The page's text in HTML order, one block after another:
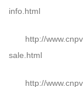
info.html
http://
sale.html
http://